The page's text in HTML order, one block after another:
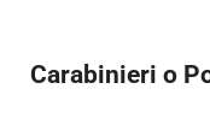
Carabinieri o